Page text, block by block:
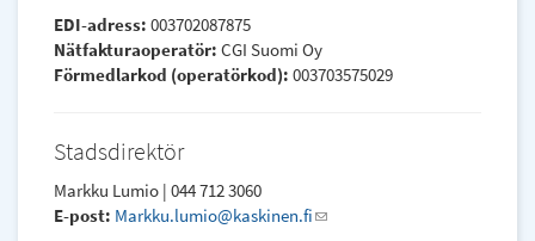
mail)
EDI-adress: 003702087875
Nätfakturaoperatör: CGI Suomi Oy
Förmedlarkod (operatörkod): 003703575029
Stadsdirektör
Markku Lumio | 044 712 3060
E-post: Markku.lumio@kaskinen.fi(link